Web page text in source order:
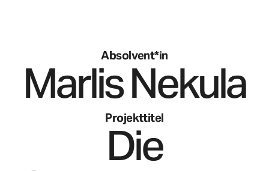
Absolvent*in
MarlisNekula
Projekttitel
Die